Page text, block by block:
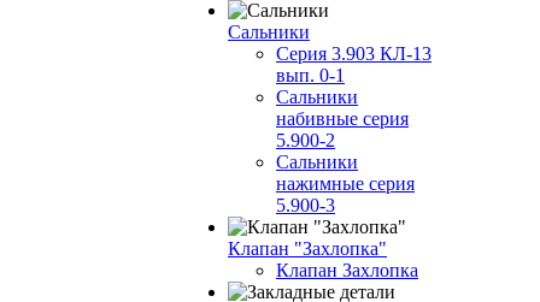
Сальники
Серия 3.903 КЛ-13
вып. 0-1
Сальники
набивные серия
5.900-2
Сальники
нажимные серия
5.900-3
Клапан "Захлопка"
Клапан Захлопка